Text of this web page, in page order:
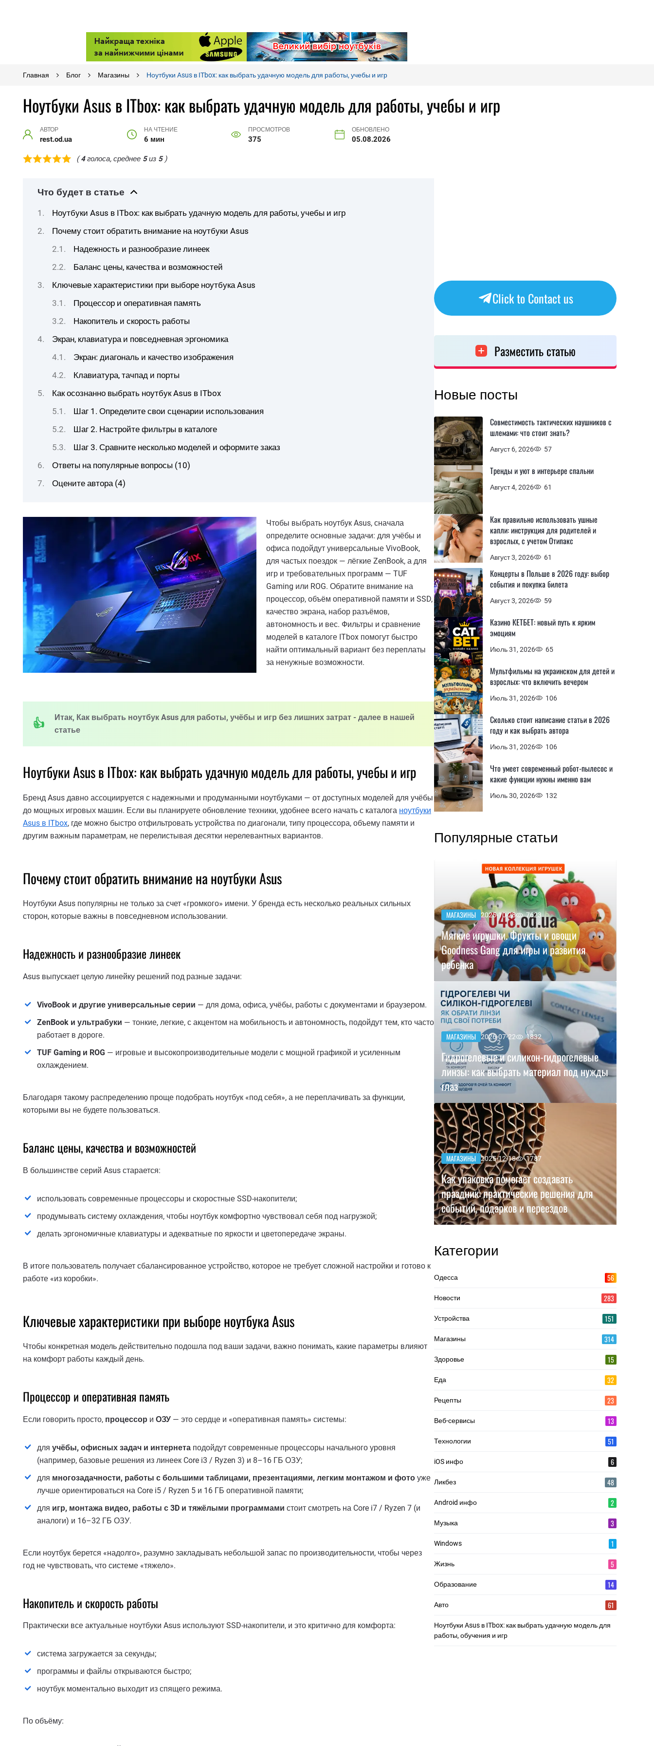
Главная Блог Магазины Ноутбуки Asus в ITbox: как выбрать удачную модель для работы, учебы и игр
Ноутбуки Asus в ITbox: как выбрать удачную модель для работы, учебы и игр
АВТОР
rest.od.ua
НА ЧТЕНИЕ
6 мин
ПРОСМОТРОВ
375
ОБНОВЛЕНО
05.08.2026
(4голоса, среднее 5из 5)
Что будет в статье
Ноутбуки Asus в ITbox: как выбрать удачную модель для работы, учебы и игр
Почему стоит обратить внимание на ноутбуки Asus
Надежность и разнообразие линеек
Баланс цены, качества и возможностей
Ключевые характеристики при выборе ноутбука Asus
Процессор и оперативная память
Накопитель и скорость работы
Экран, клавиатура и повседневная эргономика
Экран: диагональ и качество изображения
Клавиатура, тачпад и порты
Как осознанно выбрать ноутбук Asus в ITbox
Шаг 1. Определите свои сценарии использования
Шаг 2. Настройте фильтры в каталоге
Шаг 3. Сравните несколько моделей и оформите заказ
Ответы на популярные вопросы (10)
Оцените автора (4)
Чтобы выбрать ноутбук Asus, сначала
определите основные задачи: для учёбы и
офиса подойдут универсальные VivoBook,
для частых поездок — лёгкие ZenBook, а для
игр и требовательных программ — TUF
Gaming или ROG. Обратите внимание на
процессор, объём оперативной памяти и SSD,
качество экрана, набор разъёмов,
автономность и вес. Фильтры и сравнение
моделей в каталоге ITbox помогут быстро
найти оптимальный вариант без переплаты
за ненужные возможности.
Итак, Как выбрать ноутбук Asus для работы, учёбы и игр без лишних затрат - далее в нашей
статье
Ноутбуки Asus в ITbox: как выбрать удачную модель для работы, учебы и игр
Бренд Asus давно ассоциируется с надежными и продуманными ноутбуками — от доступных моделей для учёбы
до мощных игровых машин. Если вы планируете обновление техники, удобнее всего начать с каталога ноутбуки
Asus в ITbox, где можно быстро отфильтровать устройства по диагонали, типу процессора, объему памяти и
другим важным параметрам, не перелистывая десятки нерелевантных вариантов.
Почему стоит обратить внимание на ноутбуки Asus
Ноутбуки Asus популярны не только за счет «громкого» имени. У бренда есть несколько реальных сильных
сторон, которые важны в повседневном использовании.
Надежность и разнообразие линеек
Asus выпускает целую линейку решений под разные задачи:
VivoBook и другие универсальные серии — для дома, офиса, учёбы, работы с документами и браузером.
ZenBook и ультрабуки — тонкие, легкие, с акцентом на мобильность и автономность, подойдут тем, кто часто
работает в дороге.
TUF Gaming и ROG — игровые и высокопроизводительные модели с мощной графикой и усиленным
охлаждением.
Благодаря такому распределению проще подобрать ноутбук «под себя», а не переплачивать за функции,
которыми вы не будете пользоваться.
Баланс цены, качества и возможностей
В большинстве серий Asus старается:
использовать современные процессоры и скоростные SSD-накопители;
продумывать систему охлаждения, чтобы ноутбук комфортно чувствовал себя под нагрузкой;
делать эргономичные клавиатуры и адекватные по яркости и цветопередаче экраны.
В итоге пользователь получает сбалансированное устройство, которое не требует сложной настройки и готово к
работе «из коробки».
Ключевые характеристики при выборе ноутбука Asus
Чтобы конкретная модель действительно подошла под ваши задачи, важно понимать, какие параметры влияют
на комфорт работы каждый день.
Процессор и оперативная память
Если говорить просто, процессор и ОЗУ — это сердце и «оперативная память» системы:
для учёбы, офисных задач и интернета подойдут современные процессоры начального уровня
(например, базовые решения из линеек Core i3 / Ryzen 3) и 8–16 ГБ ОЗУ;
для многозадачности, работы с большими таблицами, презентациями, легким монтажом и фото уже
лучше ориентироваться на Core i5 / Ryzen 5 и 16 ГБ оперативной памяти;
для игр, монтажа видео, работы с 3D и тяжёлыми программами стоит смотреть на Core i7 / Ryzen 7 (и
аналоги) и 16–32 ГБ ОЗУ.
Если ноутбук берется «надолго», разумно закладывать небольшой запас по производительности, чтобы через
год не чувствовать, что системе «тяжело».
Накопитель и скорость работы
Практически все актуальные ноутбуки Asus используют SSD-накопители, и это критично для комфорта:
система загружается за секунды;
программы и файлы открываются быстро;
ноутбук моментально выходит из спящего режима.
По объёму:
Click to Contact us
Разместить статью
Новые посты
Август 6, 2026 57
Совместимость тактических наушников с
шлемами: что стоит знать?
Август 4, 2026 61
Тренды и уют в интерьере спальни
Август 3, 2026 61
Как правильно использовать ушные
капли: инструкция для родителей и
взрослых, с учетом Отипакс
Август 3, 2026 59
Концерты в Польше в 2026 году: выбор
события и покупка билета
Июль 31, 2026 65
Казино КЕТБЕТ: новый путь к ярким
эмоциям
Июль 31, 2026 106
Мультфильмы на украинском для детей и
взрослых: что включить вечером
Июль 31, 2026 106
Сколько стоит написание статьи в 2026
году и как выбрать автора
Июль 30, 2026 132
Что умеет современный робот-пылесос и
какие функции нужны именно вам
Популярные статьи
МАГАЗИНЫ 2025-10-28 7623
Мягкие игрушки. Фрукты и овощи
Goodness Gang для игры и развития
ребенка
МАГАЗИНЫ 2026-07-22 1832
Гидрогелевые и силикон-гидрогелевые
линзы: как выбрать материал под нужды
глаз
МАГАЗИНЫ 2025-12-18 1787
Как упаковка помогает создавать
праздник: практические решения для
событий, подарков и переездов
Категории
Одесса 56
Новости 283
Устройства 151
Магазины 314
Здоровье 15
Еда 32
Рецепты 23
Веб-сервисы 13
Технологии 51
iOS инфо 6
Ликбез 48
Android инфо 2
Музыка 3
Windows 1
Жизнь 5
Образование 14
Авто 61
Ноутбуки Asus в ITbox: как выбрать удачную модель для
работы, обучения и игр